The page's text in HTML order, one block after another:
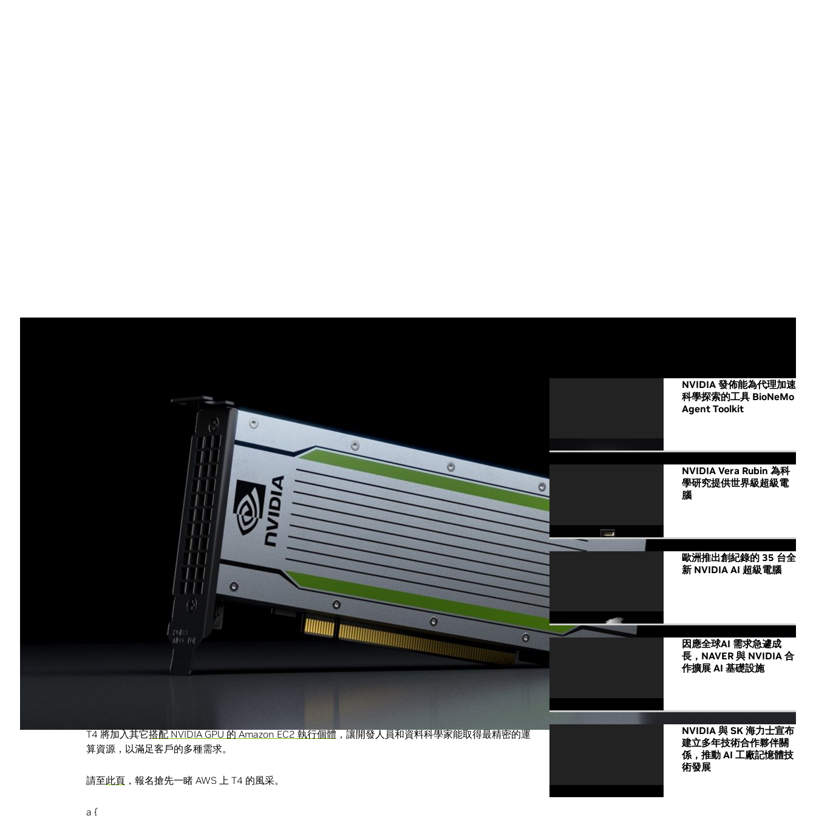
今日宣布 全新的 Amazon Elastic Compute Cloud（EC2）G4 執行個體搭配
NVIDIA T4 Tensor Core GPU，將於近日內推出。
新的 G4 執行個體將讓 AWS 客戶擁有一個多用途平台，以具成本效益的方式部署多種人工智慧服務。客
戶通過 AWS Marketplace 可將 G4 執行個體搭配包括 NVIDIA CUDA-X AI 函式庫在內的 NVIDIA GPU 加
速軟體一同使用，以加快執行深度學習、機器學習和資料分析的速度。
Amazon Elastic Container Service for Kubernetes 也將支援 T4，客戶便可輕鬆在 EC2 G4 GPU 上使用
部署、管理和擴展容器化應用程式。
T4 GPU 執行人工智慧推論的效率極為出色，十分適合想要尋找功能強大、平價高效雲端解決方案的企業
使用，以便將機器學習模型投放到正式生產環境。
新的 EC2 G4 執行個體還支援下一代電腦圖形，讓創意和技術專業人員能更快處理各項工作。NVIDIA
Turing 架構加入了即時光線追蹤、人工智慧、模擬和光柵化，從根本上為電腦圖形改頭換面。
「NVIDIA 與 AWS 一直是合作夥伴，幫助客戶在雲端環境裡運行需要大量運算作業的人工智慧工作負
載，還打造出新的人工智慧解決方案。我們透過 T4 加持的 G4 執行個體，讓客戶能以更輕鬆、更符合
T4 將加入其它搭配 NVIDIA GPU 的 Amazon EC2 執行個體，讓開發人員和資料科學家能取得最精密的運
算資源，以滿足客戶的多種需求。
請至此頁 ，報名搶先一睹 AWS 上 T4 的風采。
a {
NVIDIA 發佈能為代理加速
科學探索的工具 BioNeMo
Agent Toolkit
NVIDIA Vera Rubin 為科
學研究提供世界級超級電
腦
歐洲推出創紀錄的 35 台全
新 NVIDIA AI 超級電腦
因應全球AI 需求急遽成
長，NAVER 與 NVIDIA 合
作擴展 AI 基礎設施
NVIDIA 與 SK 海力士宣布
建立多年技術合作夥伴關
係，推動 AI 工廠記憶體技
術發展